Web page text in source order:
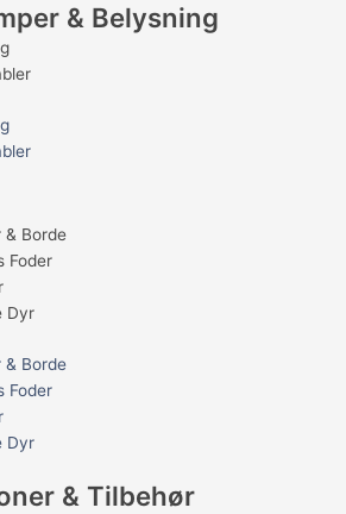
& Belysning
& Borde
Foder
Dyr
& Borde
Foder
Dyr
& Tilbehør